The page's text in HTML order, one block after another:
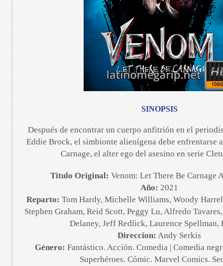
SINOPSIS
Después de encontrar un cuerpo anfitrión en el
Eddie Brock, el simbionte alienígena debe enfrentarse
Carnage, el alter ego del asesino en serie
Titulo Original: Venom: Let There Be Carnage
Año: 2021
Reparto: Tom Hardy, Michelle Williams, Woody
Stephen Graham, Reid Scott, Peggy Lu, Alfredo
Delaney, Jeff Redlick, Laurence Spellman,
Direccion: Andy Serkis
Género: Fantástico. Acción. Comedia | Comedia
Superhéroes. Cómic. Marvel Comics.